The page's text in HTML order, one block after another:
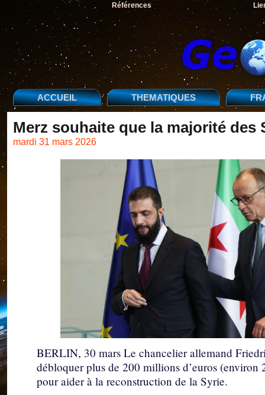
Références
ACCUEIL THEMATIQUES
Merz souhaite que la majorité des
mardi 31 mars 2026
BERLIN, 30 mars Le chancelier allemand
débloquer plus de 200 millions d’euros
pour aider à la reconstruction de la Syrie.